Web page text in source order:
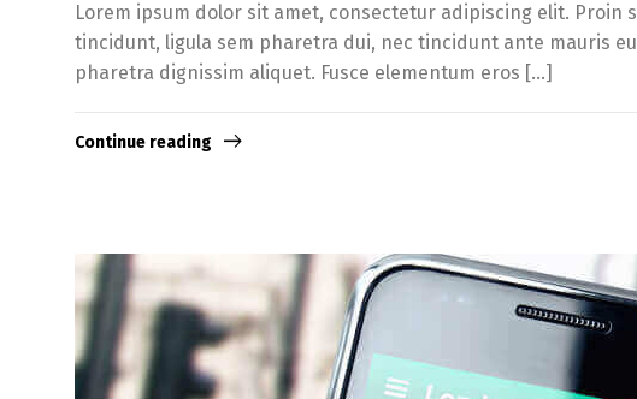
Lorem ipsum dolor sit amet, consectetur adipiscing elit. Proin
tincidunt, ligula sem pharetra dui, nec tincidunt ante mauris
pharetra dignissim aliquet. Fusce elementum eros […]
Continue reading